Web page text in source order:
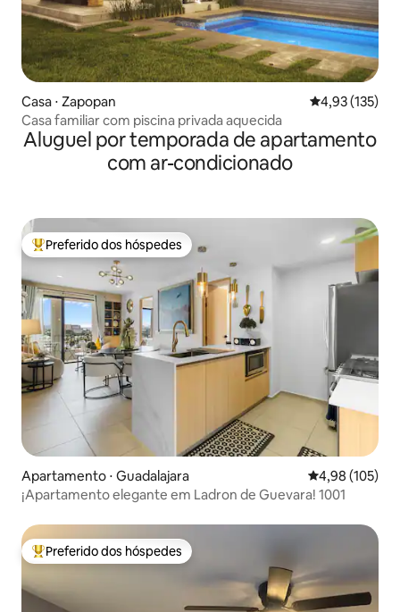
Casa ⋅ Zapopan 4,93 de uma
4,93 (135)
Casa familiar com piscina privada aquecida
Aluguel por temporada de apartamento
com ar-condicionado
Entre os melhores preferidos dos hóspedes
Preferido dos hóspedes
Apartamento ⋅ Guadalajara 4,98 de uma
4,98 (105)
¡Apartamento elegante em Ladron de Guevara! 1001
Entre os melhores preferidos dos hóspedes
Preferido dos hóspedes